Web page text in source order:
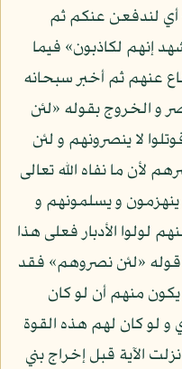
أي لندفعن عنكم ثم
إنهم لكاذبون» فيما
عنهم ثم أخبر سبحانه
و الخروج بقوله «لئن
لا ينصرونهم و لئن
لأن ما نفاه الله تعالى
ينهزمون و يسلمونهم و
لولوا الأدبار فعلى هذا
و قوله «لئن نصروهم» فقد
يكون منهم أن لو كان
لو كان لهم هذه القوة
الآية قبل إخراج بني